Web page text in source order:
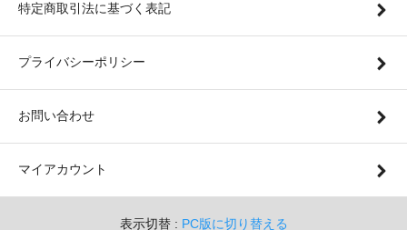
特定商取引法に基づく表記
プライバシーポリシー
お問い合わせ
マイアカウント
表示切替 : PC版に切り替える